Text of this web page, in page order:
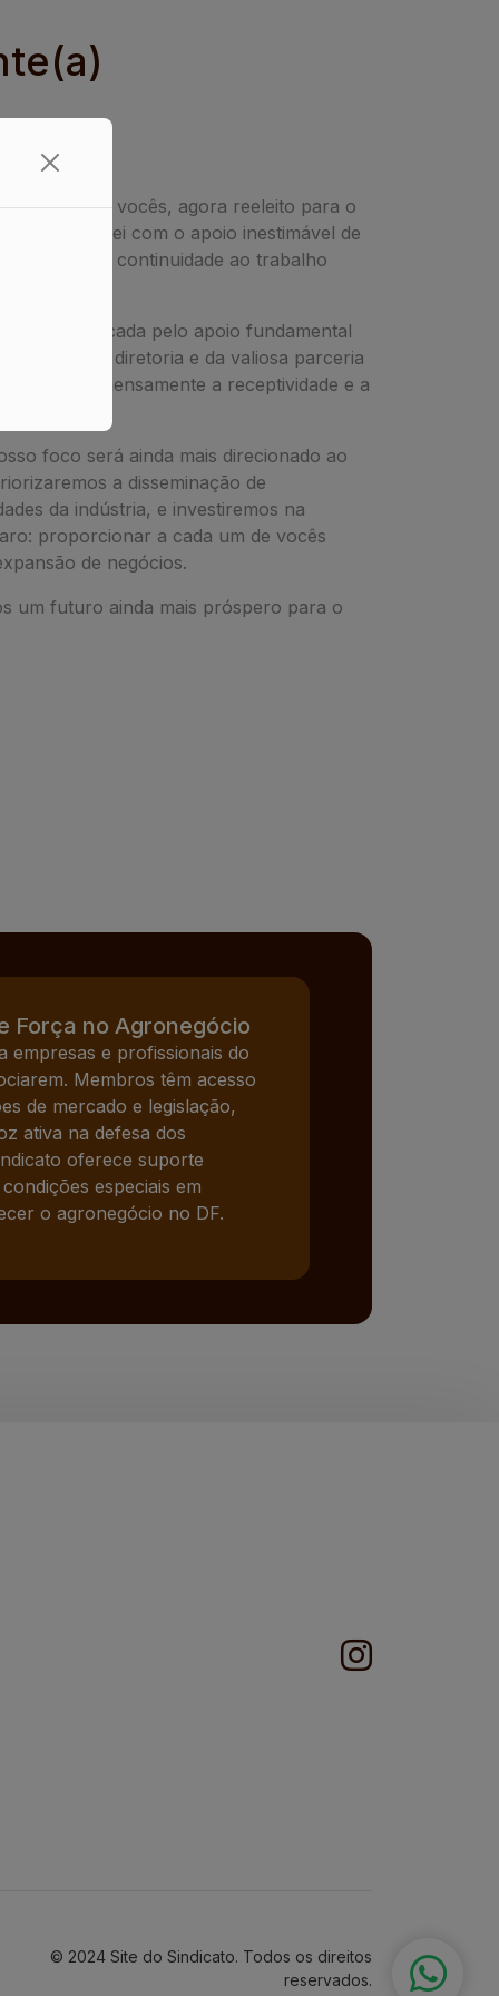
me dirijo a vocês, agora reeleito para o
DF. Contarei com o apoio inestimável de
daremos continuidade ao trabalho
marcada pelo apoio fundamental
de toda a diretoria e da valiosa parceria
imensamente a receptividade e a
foco será ainda mais direcionado ao
a disseminação de
da indústria, e investiremos na
proporcionar a cada um de vocês
de negócios.
um futuro ainda mais próspero para o
Força no Agronegócio
empresas e profissionais do
Membros têm acesso
de mercado e legislação,
ativa na defesa dos
oferece suporte
especiais em
o agronegócio no DF.
© 2024 Site do Sindicato. Todos os direitos
reservados.